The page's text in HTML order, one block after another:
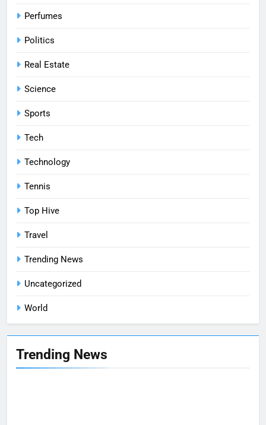
Perfumes
Politics
Real Estate
Science
Sports
Tech
Technology
Tennis
Top Hive
Travel
Trending News
Uncategorized
World
Trending News